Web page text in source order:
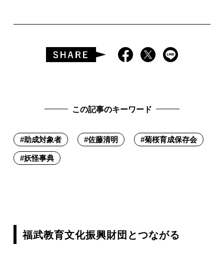
この記事のキーワード
#助成対象者 #佐藤清明 #菊桜育成保存会
#妖怪事典
福武教育文化振興財団とつながる